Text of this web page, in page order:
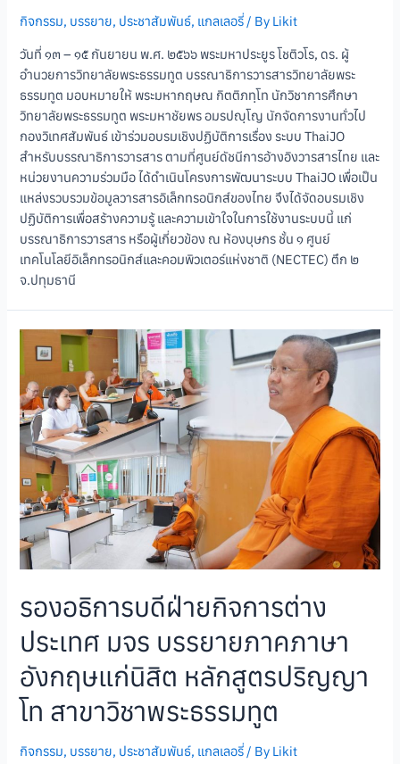
กิจกรรม, บรรยาย, ประชาสัมพันธ์, แกลเลอรี่ / By Likit
วันที่ ๑๓ – ๑๕ กันยายน พ.ศ. ๒๕๖๖ พระมหาประยูร โชติวโร, ดร. ผู้
อำนวยการวิทยาลัยพระธรรมทูต บรรณาธิการวารสารวิทยาลัยพระ
ธรรมทูต มอบหมายให้ พระมหากฤษณ กิตติภทฺโท นักวิชาการศึกษา
วิทยาลัยพระธรรมทูต พระมหาชัยพร อมรปญฺโญ นักจัดการงานทั่วไป
กองวิเทศสัมพันธ์ เข้าร่วมอบรมเชิงปฏิบัติการเรื่อง ระบบ ThaiJO
สำหรับบรรณาธิการวารสาร ตามที่ศูนย์ดัชนีการอ้างอิงวารสารไทย และ
หน่วยงานความร่วมมือ ได้ดำเนินโครงการพัฒนาระบบ ThaiJO เพื่อเป็น
แหล่งรวบรวมข้อมูลวารสารอิเล็กทรอนิกส์ของไทย จึงได้จัดอบรมเชิง
ปฏิบัติการเพื่อสร้างความรู้ และความเข้าใจในการใช้งานระบบนี้ แก่
บรรณาธิการวารสาร หรือผู้เกี่ยวข้อง ณ ห้องบุษกร ชั้น ๑ ศูนย์
เทคโนโลยีอิเล็กทรอนิกส์และคอมพิวเตอร์แห่งชาติ (NECTEC) ตึก ๒
จ.ปทุมธานี
รองอธิการบดีฝ่ายกิจการต่าง
ประเทศ มจร บรรยายภาคภาษา
อังกฤษแก่นิสิต หลักสูตรปริญญา
โท สาขาวิชาพระธรรมทูต
กิจกรรม, บรรยาย, ประชาสัมพันธ์, แกลเลอรี่ / By Likit